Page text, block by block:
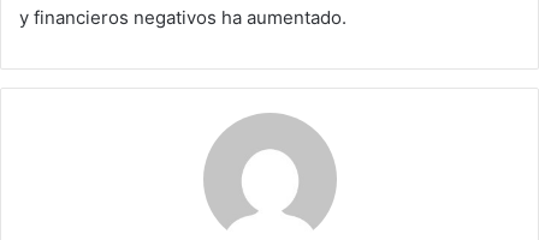
y financieros negativos ha aumentado.